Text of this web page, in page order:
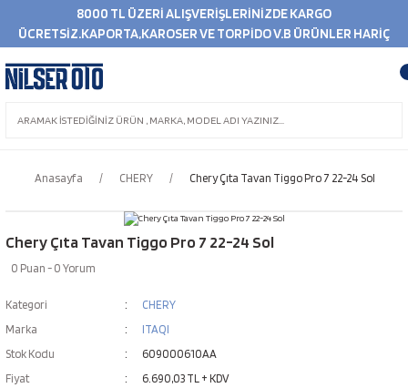
8000 TL ÜZERİ ALIŞVERİŞLERİNİZDE KARGO
ÜCRETSİZ.KAPORTA,KAROSER VE TORPİDO V.B ÜRÜNLER HARİÇ
Anasayfa CHERY Chery Çıta Tavan Tiggo Pro 7 22-24 Sol
Chery Çıta Tavan Tiggo Pro 7 22-24 Sol
0 Puan - 0 Yorum
Kategori
CHERY
Marka
ITAQI
Stok Kodu
609000610AA
Fiyat
6.690,03 TL + KDV